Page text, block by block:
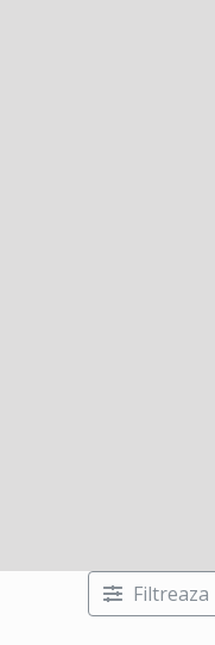
Filtreaza